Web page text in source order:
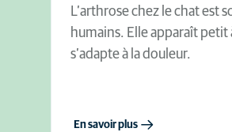
L’arthrose chez le chat est
humains. Elle apparaît
s’adapte à la douleur.
En savoir plus